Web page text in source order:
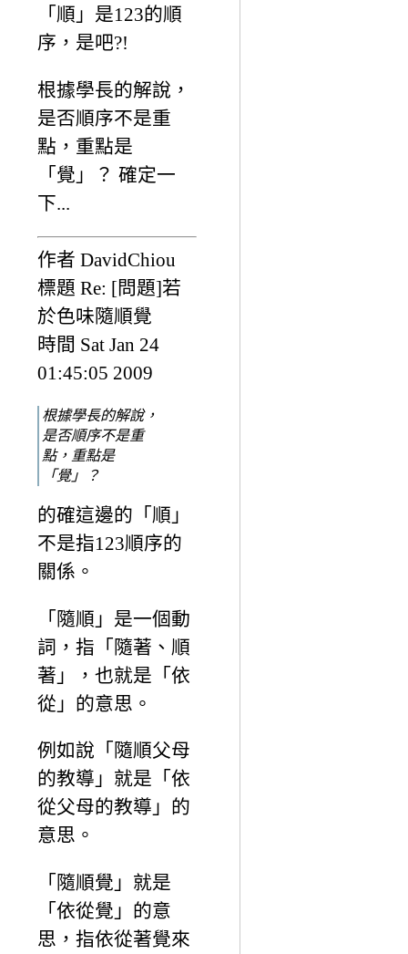
「順」是123的順
序，是吧?!
根據學長的解說，
是否順序不是重
點，重點是
「覺」？ 確定一
下...
作者 DavidChiou
標題 Re: [問題]若
於色味隨順覺
時間 Sat Jan 24
01:45:05 2009
根據學長的解說，
是否順序不是重
點，重點是
「覺」？
的確這邊的「順」
不是指123順序的
關係。
「隨順」是一個動
詞，指「隨著、順
著」，也就是「依
從」的意思。
例如說「隨順父母
的教導」就是「依
從父母的教導」的
意思。
「隨順覺」就是
「依從覺」的意
思，指依從著覺來